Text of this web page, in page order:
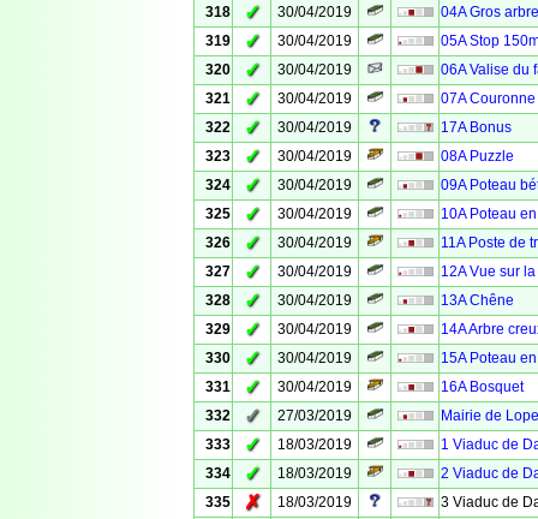
318
✓ 30/04/2019
04A Gros
319
✓ 30/04/2019
05A Stop
320
✓ 30/04/2019
06A Valise du
321
✓ 30/04/2019
07A
322
✓ 30/04/2019
17A Bonus
323
✓ 30/04/2019
08A Puzzle
324
✓ 30/04/2019
09A Poteau
325
✓ 30/04/2019
10A Poteau
326
✓ 30/04/2019
11A Poste de
327
✓ 30/04/2019
12A Vue sur
328
✓ 30/04/2019
13A Chêne
329
✓ 30/04/2019
14A Arbre
330
✓ 30/04/2019
15A Poteau
331
✓ 30/04/2019
16A Bosquet
332
✓ 27/03/2019
Mairie de
333
✓ 18/03/2019
1 Viaduc de
334
✓ 18/03/2019
2 Viaduc de
335
✗ 18/03/2019
3 Viaduc de